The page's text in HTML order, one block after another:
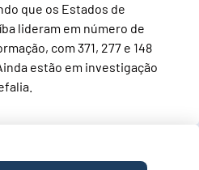
que os Estados de
lideram em número de
com 371, 277 e 148
estão em investigação